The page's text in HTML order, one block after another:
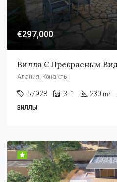
€297,000
Алания, Конаклы
57928 3+1 230 m²
ВИЛЛЫ